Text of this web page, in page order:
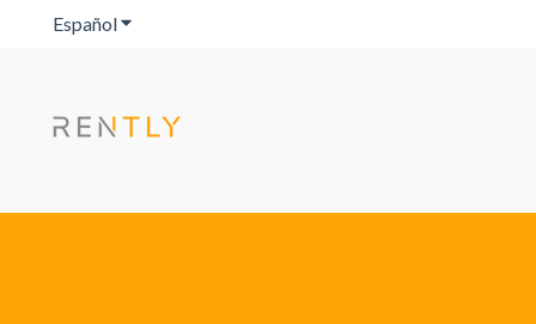
EspañolTraducciones de Mostrar submenú de